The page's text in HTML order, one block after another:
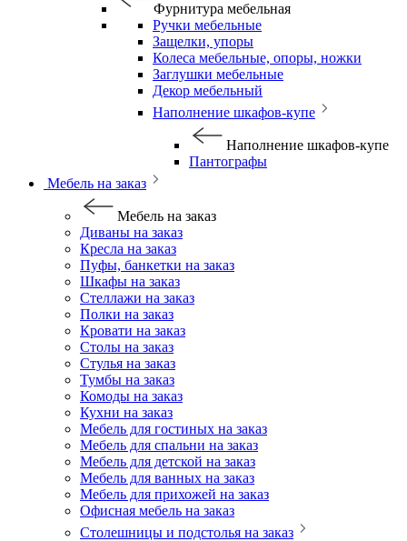
Фурнитура мебельная
Ручки мебельные
Защелки, упоры
Колеса мебельные, опоры, ножки
Заглушки мебельные
Декор мебельный
Наполнение шкафов-купе
Наполнение шкафов-купе
Пантографы
Мебель на заказ
Мебель на заказ
Диваны на заказ
Кресла на заказ
Пуфы, банкетки на заказ
Шкафы на заказ
Стеллажи на заказ
Полки на заказ
Кровати на заказ
Столы на заказ
Стулья на заказ
Тумбы на заказ
Комоды на заказ
Кухни на заказ
Мебель для гостиных на заказ
Мебель для спальни на заказ
Мебель для детской на заказ
Мебель для ванных на заказ
Мебель для прихожей на заказ
Офисная мебель на заказ
Столешницы и подстолья на заказ